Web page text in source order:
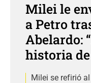
Milei le
a Petro
Abelardo:
historia
Milei se refirió